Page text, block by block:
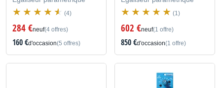
(4)
284 €neuf(4 offres)
160 €d'occasion(5 offres)
(1)
602 €neuf(1 offre)
850 €d'occasion(1 offre)